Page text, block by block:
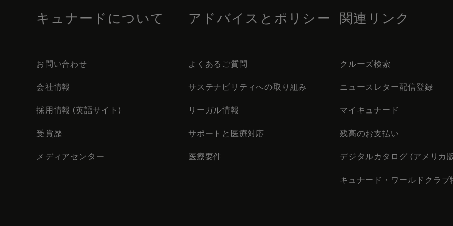
キュナードについて
お問い合わせ
会社情報
採用情報 (英語サイト)
受賞歴
メディアセンター
アドバイスとポリシー
よくあるご質問
サステナビリティへの取り組み
リーガル情報
サポートと医療対応
医療要件
関連リンク
クルーズ検索
ニュースレター配信登録
マイキュナード
残高のお支払い
デジタルカタログ (アメリカ
キュナード・ワールドクラブ